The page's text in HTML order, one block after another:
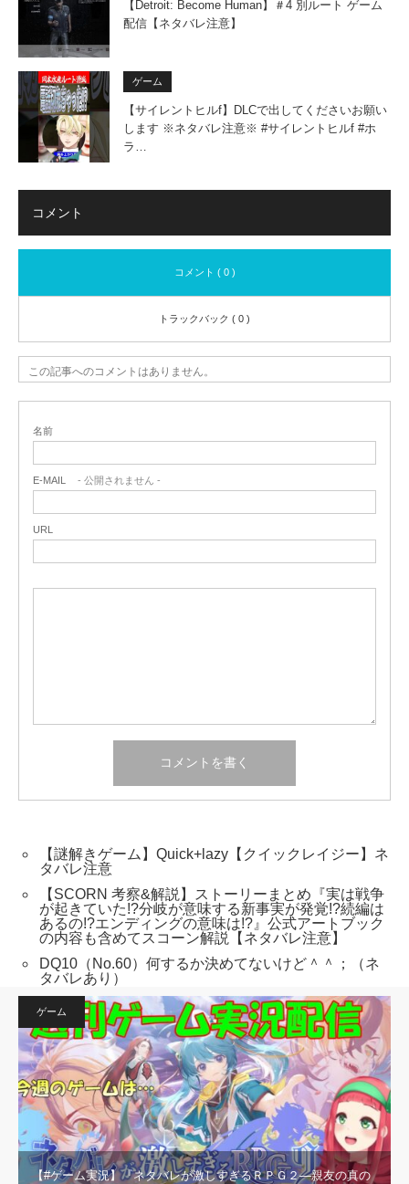
【Detroit: Become Human】＃4 別ルート ゲーム
配信【ネタバレ注意】
ゲーム
【サイレントヒルf】DLCで出してくださいお願い
します ※ネタバレ注意※ #サイレントヒルf #ホ
ラ…
コメント
コメント ( 0 )
トラックバック ( 0 )
この記事へのコメントはありません。
名前
E-MAIL - 公開されません -
URL
【謎解きゲーム】Quick+lazy【クイックレイジー】ネ
タバレ注意
【SCORN 考察&解説】ストーリーまとめ『実は戦争
が起きていた!?分岐が意味する新事実が発覚!?続編は
あるの!?エンディングの意味は!?』公式アートブック
の内容も含めてスコーン解説【ネタバレ注意】
DQ10（No.60）何するか決めてないけど＾＾；（ネ
タバレあり）
ゲーム
【#ゲーム実況】『ネタバレが激しすぎるＲＰＧ２―親友の真の